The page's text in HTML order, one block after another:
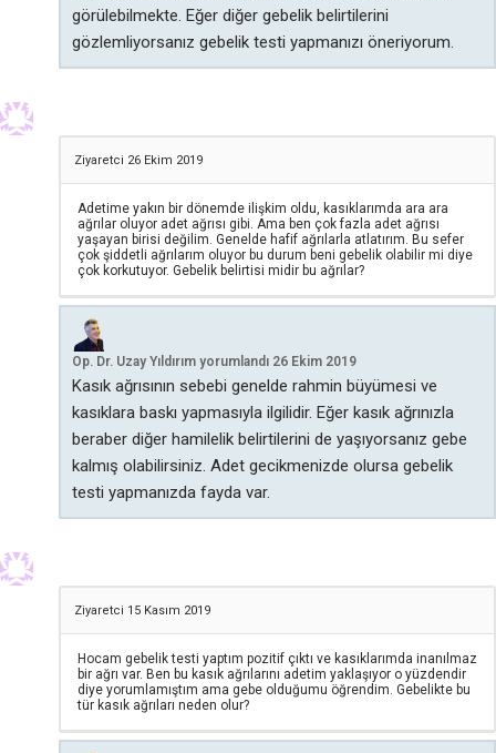
görülebilmekte. Eğer diğer gebelik belirtilerini
gözlemliyorsanız gebelik testi yapmanızı öneriyorum.
Ziyaretci 26 Ekim 2019
Adetime yakın bir dönemde ilişkim oldu, kasıklarımda ara ara
ağrılar oluyor adet ağrısı gibi. Ama ben çok fazla adet ağrısı
yaşayan birisi değilim. Genelde hafif ağrılarla atlatırım. Bu sefer
çok şiddetli ağrılarım oluyor bu durum beni gebelik olabilir mi diye
çok korkutuyor. Gebelik belirtisi midir bu ağrılar?
Op. Dr. Uzay Yıldırım yorumlandı 26 Ekim 2019
Kasık ağrısının sebebi genelde rahmin büyümesi ve
kasıklara baskı yapmasıyla ilgilidir. Eğer kasık ağrınızla
beraber diğer hamilelik belirtilerini de yaşıyorsanız gebe
kalmış olabilirsiniz. Adet gecikmenizde olursa gebelik
testi yapmanızda fayda var.
Ziyaretci 15 Kasım 2019
Hocam gebelik testi yaptım pozitif çıktı ve kasıklarımda inanılmaz
bir ağrı var. Ben bu kasık ağrılarını adetim yaklaşıyor o yüzdendir
diye yorumlamıştım ama gebe olduğumu öğrendim. Gebelikte bu
tür kasık ağrıları neden olur?